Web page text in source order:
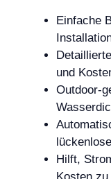
Einfache
und
Outdoor-
Hilft,